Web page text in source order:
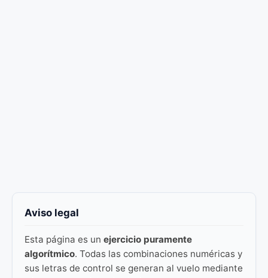
Aviso legal
Esta página es un ejercicio puramente
algorítmico. Todas las combinaciones numéricas y
sus letras de control se generan al vuelo mediante